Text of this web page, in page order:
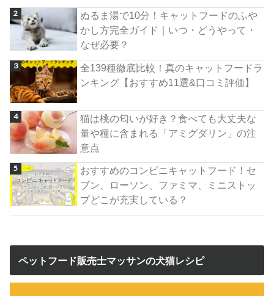
ぬるま湯で10分！キャットフードのふや
かし方完全ガイド｜いつ・どうやって・
なぜ必要？
全139種徹底比較！真のキャットフードラ
ンキング【おすすめ11選&口コミ評価】
猫は桃の匂いが好き？食べても大丈夫な
量や種に含まれる「アミグダリン」の注
意点
おすすめのコンビニキャットフード！セ
ブン、ローソン、ファミマ、ミニストッ
プどこが充実している？
ペットフード販売士マッサンの犬猫レシピ